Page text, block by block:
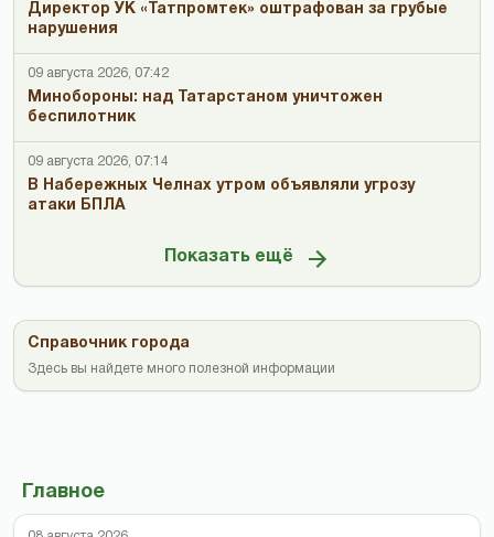
Директор УК «Татпромтек» оштрафован за грубые
нарушения
09 августа 2026, 07:42
Минобороны: над Татарстаном уничтожен
беспилотник
09 августа 2026, 07:14
В Набережных Челнах утром объявляли угрозу
атаки БПЛА
Показать ещё
Справочник города
Здесь вы найдете много полезной информации
Главное